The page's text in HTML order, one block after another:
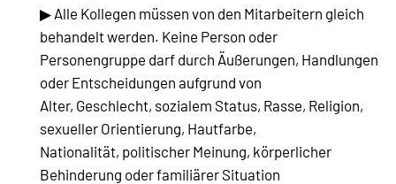
▶ Alle Kollegen müssen von den Mitarbeitern gleich
behandelt werden. Keine Person oder
Personengruppe darf durch Äußerungen, Handlungen
oder Entscheidungen aufgrund von
Alter, Geschlecht, sozialem Status, Rasse, Religion,
sexueller Orientierung, Hautfarbe,
Nationalität, politischer Meinung, körperlicher
Behinderung oder familiärer Situation